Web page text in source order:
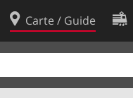
Carte / Guide